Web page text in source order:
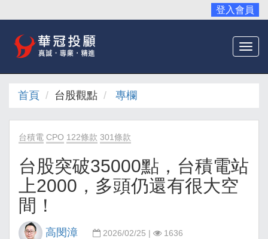
登入會員
首頁 台股觀點 專欄
台積電 CPO 122條款 301條款
台股突破35000點，台積電站
上2000，多頭仍還有很大空
間！
高閔漳 2026/02/25 | 1636